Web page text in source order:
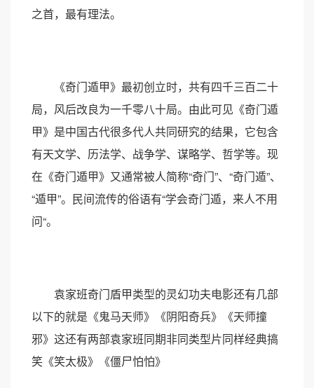
之首，最有理法。
《奇门遁甲》最初创立时，共有四千三百二十
局，风后改良为一千零八十局。由此可见《奇门遁
甲》是中国古代很多代人共同研究的结果，它包含
有天文学、历法学、战争学、谋略学、哲学等。现
在《奇门遁甲》又通常被人简称“奇门”、“奇门遁”、
“遁甲”。民间流传的俗语有“学会奇门遁，来人不用
问“。
袁家班奇门盾甲类型的灵幻功夫电影还有几部
以下的就是《鬼马天师》《阴阳奇兵》《天师撞
邪》这还有两部袁家班同期非同类型片同样经典搞
笑《笑太极》《僵尸怕怕》